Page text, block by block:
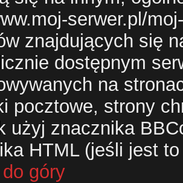
serwer.pl/
znajdujących się
dostępnym
na
pocztowe, strony
użyj znacznika
HTML (jeśli jest
góry